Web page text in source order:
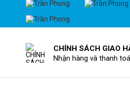
CHÍNH SÁCH GIAO
Nhận hàng và thanh